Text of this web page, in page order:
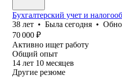
Бухгалтерский учет и
38 лет • Была сегодня •
70 000 ₽
Активно ищет работу
Общий опыт
14 лет 10 месяцев
Другие резюме